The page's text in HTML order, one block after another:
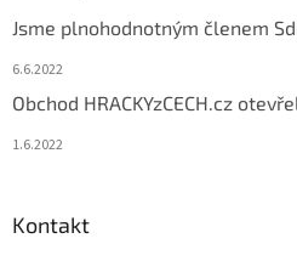
Jsme plnohodnotným členem
6.6.2022
Obchod HRACKYzCECH.cz
1.6.2022
Kontakt